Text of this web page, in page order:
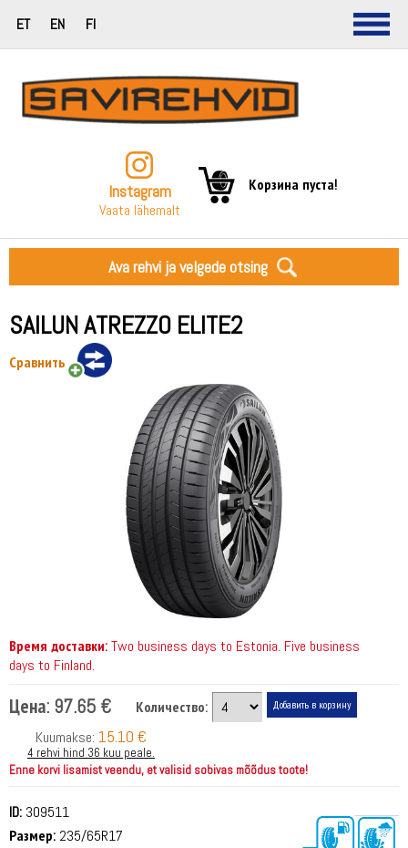
ET EN FI
Instagram
Vaata lähemalt
Корзина пуста!
Ava rehvi ja velgede otsing
SAILUN ATREZZO ELITE2
Сравнить
Время доставки:Two business days to Estonia. Five business
days to Finland.
Цена: 97.65 €
Количество:
Kuumakse: 15.10 €
4 rehvi hind 36 kuu peale.
Enne korvi lisamist veendu, et valisid sobivas mõõdus toote!
ID: 309511
Размер: 235/65R17